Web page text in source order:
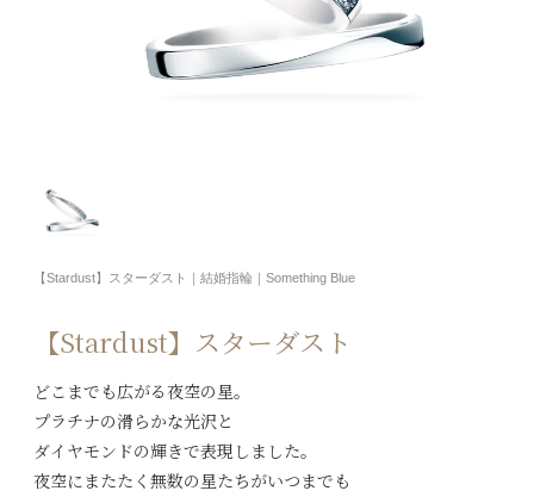
【Stardust】スターダスト｜結婚指輪｜Something Blue
【Stardust】スターダスト
どこまでも広がる夜空の星。
プラチナの滑らかな光沢と
ダイヤモンドの輝きで表現しました。
夜空にまたたく無数の星たちがいつまでも